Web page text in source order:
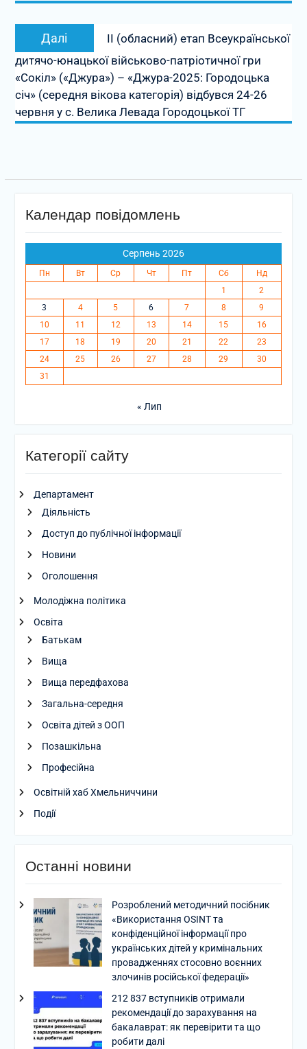
Далі
Наступний
запис:
ІІ (обласний) етап Всеукраїнської
дитячо-юнацької військово-патріотичної гри
«Сокіл» («Джура») – «Джура-2025: Городоцька
січ» (середня вікова категорія) відбувся 24-26
червня у с. Велика Левада Городоцької ТГ
Календар повідомлень
Серпень 2026
Пн Вт Ср Чт Пт Сб
Нд
1
2
3
4 5 6 7 8
9
10
11 12 13 14 15
16
17
18 19 20 21 22
23
24
25 26 27 28 29
30
31
« Лип
Категорії сайту
Департамент
Діяльність
Доступ до публічної інформації
Новини
Оголошення
Молодіжна політика
Освіта
Батькам
Вища
Вища передфахова
Загальна-середня
Освіта дітей з ООП
Позашкільна
Професійна
Освітній хаб Хмельниччини
Події
Останні новини
Розроблений методичний посібник
«Використання OSINT та
конфіденційної інформації про
українських дітей у кримінальних
провадженнях стосовно воєнних
злочинів російської федерації»
212 837 вступників отримали
рекомендації до зарахування на
бакалаврат: як перевірити та що
робити далі